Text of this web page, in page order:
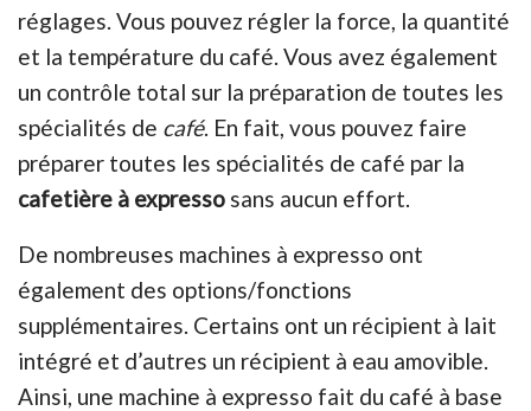
réglages. Vous pouvez régler la force, la quantité
et la température du café. Vous avez également
un contrôle total sur la préparation de toutes les
spécialités de café. En fait, vous pouvez faire
préparer toutes les spécialités de café par la
cafetière à expresso sans aucun effort.
De nombreuses machines à expresso ont
également des options/fonctions
supplémentaires. Certains ont un récipient à lait
intégré et d’autres un récipient à eau amovible.
Ainsi, une machine à expresso fait du café à base